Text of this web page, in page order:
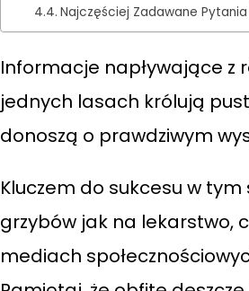
Najczęściej Zadawane Pytania
Informacje napływające z
jednych lasach królują
donoszą o prawdziwym
Kluczem do sukcesu w
grzybów jak na lekarstwo,
mediach